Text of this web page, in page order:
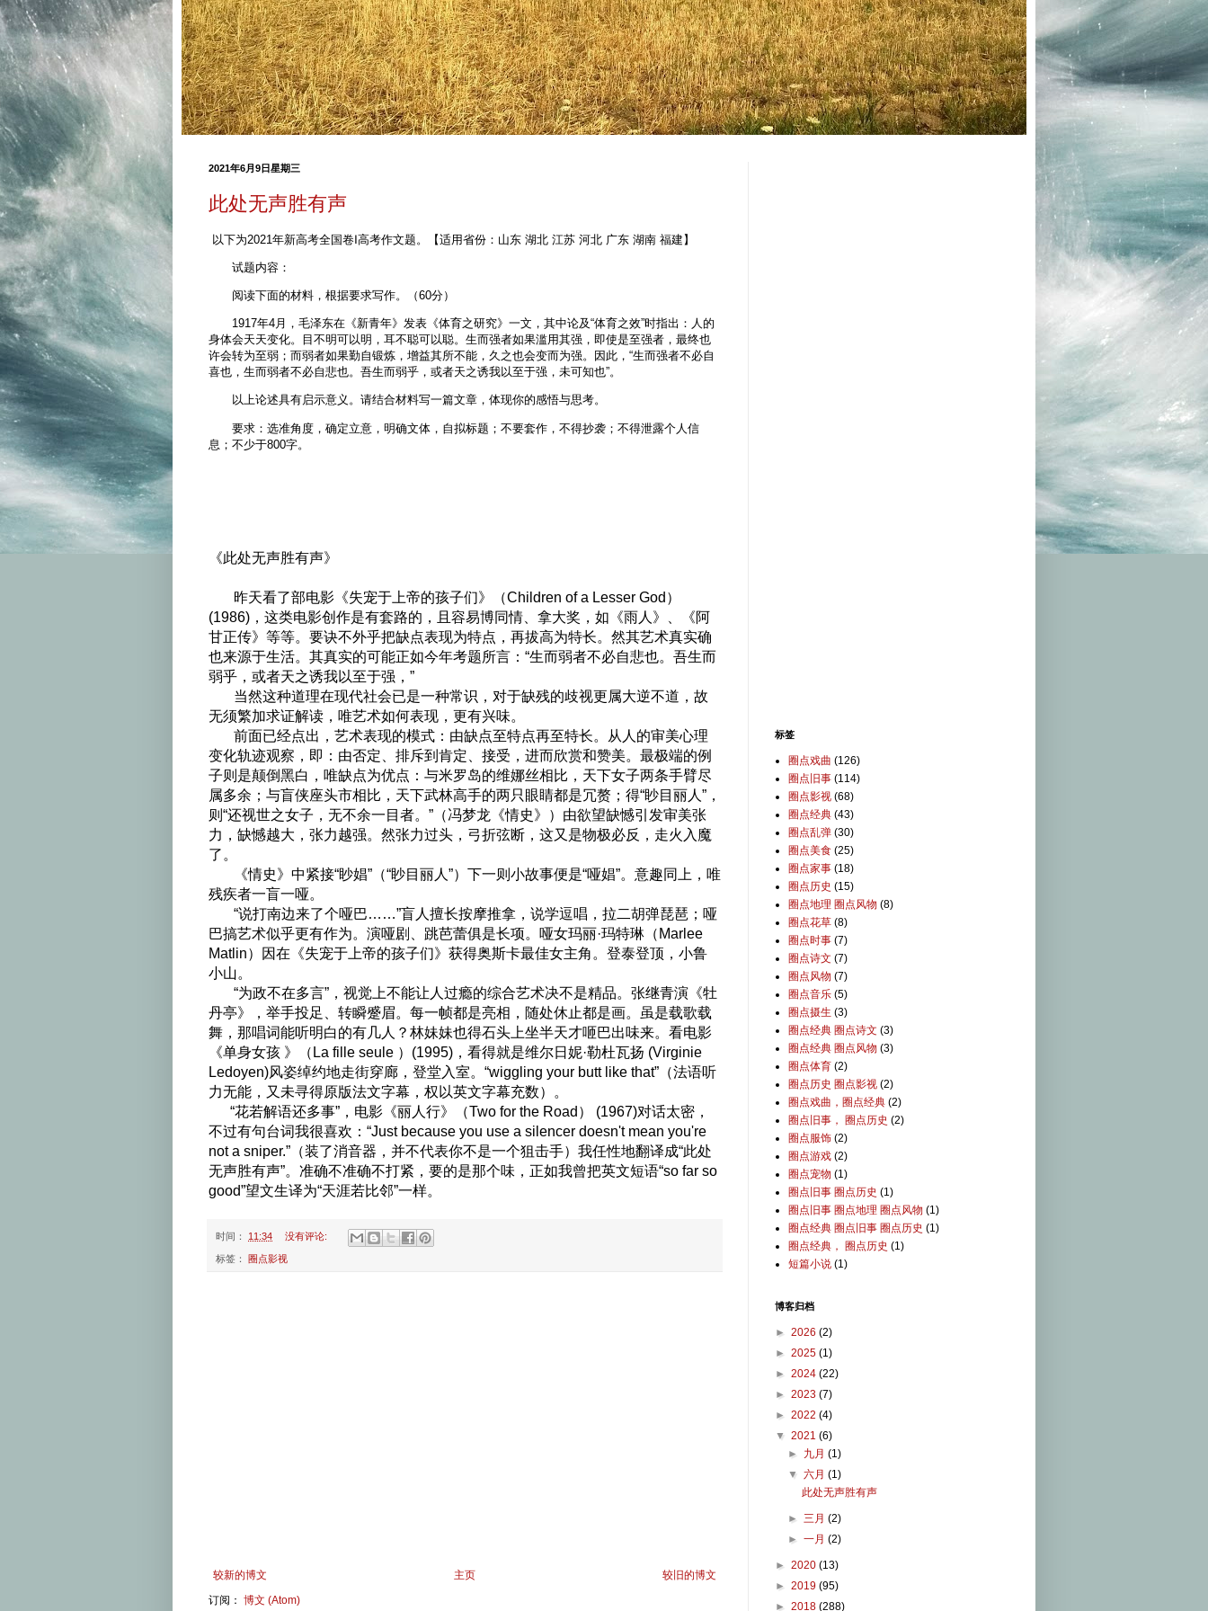
2021年6月9日星期三
此处无声胜有声
以下为2021年新高考全国卷Ⅰ高考作文题。【适用省份：山东 湖北 江苏 河北 广东 湖南 福建】
试题内容：
阅读下面的材料，根据要求写作。（60分）
1917年4月，毛泽东在《新青年》发表《体育之研究》一文，其中论及“体育之效”时指出：人的
身体会天天变化。目不明可以明，耳不聪可以聪。生而强者如果滥用其强，即使是至强者，最终也
许会转为至弱；而弱者如果勤自锻炼，增益其所不能，久之也会变而为强。因此，“生而强者不必自
喜也，生而弱者不必自悲也。吾生而弱乎，或者天之诱我以至于强，未可知也”。
以上论述具有启示意义。请结合材料写一篇文章，体现你的感悟与思考。
要求：选准角度，确定立意，明确文体，自拟标题；不要套作，不得抄袭；不得泄露个人信
息；不少于800字。
《此处无声胜有声》
昨天看了部电影《失宠于上帝的孩子们》（Children of a Lesser God）
(1986)，这类电影创作是有套路的，且容易博同情、拿大奖，如《雨人》、《阿
甘正传》等等。要诀不外乎把缺点表现为特点，再拔高为特长。然其艺术真实确
也来源于生活。其真实的可能正如今年考题所言：“生而弱者不必自悲也。吾生而
弱乎，或者天之诱我以至于强，”
当然这种道理在现代社会已是一种常识，对于缺残的歧视更属大逆不道，故
无须繁加求证解读，唯艺术如何表现，更有兴味。
前面已经点出，艺术表现的模式：由缺点至特点再至特长。从人的审美心理
变化轨迹观察，即：由否定、排斥到肯定、接受，进而欣赏和赞美。最极端的例
子则是颠倒黑白，唯缺点为优点：与米罗岛的维娜丝相比，天下女子两条手臂尽
属多余；与盲侠座头市相比，天下武林高手的两只眼睛都是冗赘；得“眇目丽人”，
则“还视世之女子，无不余一目者。”（冯梦龙《情史》）由欲望缺憾引发审美张
力，缺憾越大，张力越强。然张力过头，弓折弦断，这又是物极必反，走火入魔
了。
《情史》中紧接“眇娼”（“眇目丽人”）下一则小故事便是“哑娼”。意趣同上，唯
残疾者一盲一哑。
“说打南边来了个哑巴……”盲人擅长按摩推拿，说学逗唱，拉二胡弹琵琶；哑
巴搞艺术似乎更有作为。演哑剧、跳芭蕾俱是长项。哑女玛丽·玛特琳（Marlee
Matlin）因在《失宠于上帝的孩子们》获得奥斯卡最佳女主角。登泰登顶，小鲁
小山。
“为政不在多言”，视觉上不能让人过瘾的综合艺术决不是精品。张继青演《牡
丹亭》，举手投足、转瞬蹙眉。每一帧都是亮相，随处休止都是画。虽是载歌载
舞，那唱词能听明白的有几人？林妹妹也得石头上坐半天才咂巴出味来。看电影
《单身女孩 》（La fille seule ）(1995)，看得就是维尔日妮·勒杜瓦扬 (Virginie
Ledoyen)风姿绰约地走街穿廊，登堂入室。“wiggling your butt like that”（法语听
力无能，又未寻得原版法文字幕，权以英文字幕充数）。
“花若解语还多事”，电影《丽人行》（Two for the Road） (1967)对话太密，
不过有句台词我很喜欢：“Just because you use a silencer doesn't mean you're
not a sniper.”（装了消音器，并不代表你不是一个狙击手）我任性地翻译成“此处
无声胜有声”。准确不准确不打紧，要的是那个味，正如我曾把英文短语“so far so
good”望文生译为“天涯若比邻”一样。
时间： 11:34 没有评论:
标签： 圈点影视
较新的博文 较旧的博文
主页
订阅： 博文 (Atom)
标签
圈点戏曲 (126)
圈点旧事 (114)
圈点影视 (68)
圈点经典 (43)
圈点乱弹 (30)
圈点美食 (25)
圈点家事 (18)
圈点历史 (15)
圈点地理 圈点风物 (8)
圈点花草 (8)
圈点时事 (7)
圈点诗文 (7)
圈点风物 (7)
圈点音乐 (5)
圈点摄生 (3)
圈点经典 圈点诗文 (3)
圈点经典 圈点风物 (3)
圈点体育 (2)
圈点历史 圈点影视 (2)
圈点戏曲，圈点经典 (2)
圈点旧事， 圈点历史 (2)
圈点服饰 (2)
圈点游戏 (2)
圈点宠物 (1)
圈点旧事 圈点历史 (1)
圈点旧事 圈点地理 圈点风物 (1)
圈点经典 圈点旧事 圈点历史 (1)
圈点经典， 圈点历史 (1)
短篇小说 (1)
博客归档
► 2026 (2)
► 2025 (1)
► 2024 (22)
► 2023 (7)
► 2022 (4)
▼ 2021 (6)
► 九月(1)
▼六月(1)
此处无声胜有声
►三月(2)
►一月(2)
► 2020 (13)
► 2019 (95)
► 2018 (288)